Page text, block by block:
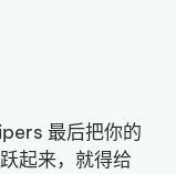
最后把你的
起来，就得给